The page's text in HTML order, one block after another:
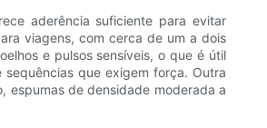
aderência suficiente para evitar
viagens, com cerca de um a dois
e pulsos sensíveis, o que é útil
que exigem força. Outra
espumas de densidade moderada a